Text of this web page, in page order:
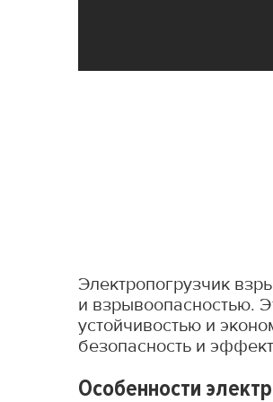
Электропогрузчик
и взрывоопасностью.
устойчивостью и
безопасность и
Особенности